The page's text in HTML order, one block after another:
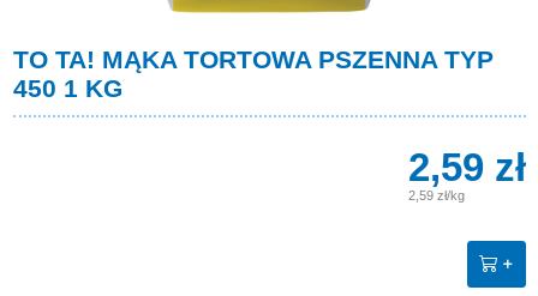
TO TA! MĄKA TORTOWA PSZENNA TYP
450 1 KG
2,59 zł
2,59 zł/kg